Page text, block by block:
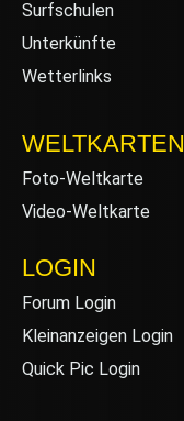
Surfschulen
Unterkünfte
Wetterlinks
WELTKARTEN
Foto-Weltkarte
Video-Weltkarte
LOGIN
Forum Login
Kleinanzeigen Login
Quick Pic Login